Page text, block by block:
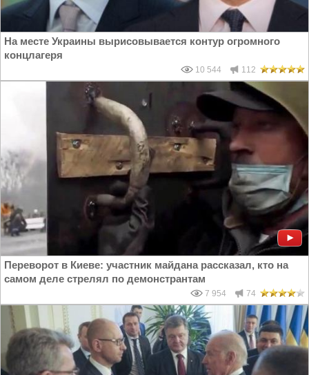
На месте Украины вырисовывается контур огромного
концлагеря
10 544 112
Переворот в Киеве: участник майдана рассказал, кто на
самом деле стрелял по демонстрантам
7 954 74